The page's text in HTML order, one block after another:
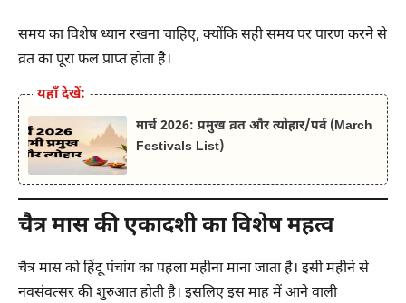
समय का विशेष ध्यान रखना चाहिए, क्योंकि सही समय पर पारण करने से
व्रत का पूरा फल प्राप्त होता है।
यहाँ देखें:
मार्च 2026: प्रमुख व्रत और त्योहार/पर्व (March
Festivals List)
चैत्र मास की एकादशी का विशेष महत्व
चैत्र मास को हिंदू पंचांग का पहला महीना माना जाता है। इसी महीने से
नवसंवत्सर की शुरुआत होती है। इसलिए इस माह में आने वाली